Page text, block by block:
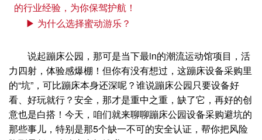
的行业经验，为你保驾护航！
▶ 为什么选择蜜动游乐？
说起蹦床公园，那可是当下最in的潮流运动馆项目，活
力四射，体验感爆棚！但你有没有想过，这蹦床设备采购里
的“坑”，可比蹦床本身还深呢？谁说蹦床公园只要设备好
看、好玩就行？安全，那才是重中之重，缺了它，再好的创
意也是白搭！今天，咱们就来聊聊蹦床公园设备采购避坑的
那些事儿，特别是那5个缺一不可的安全认证，帮你把风险